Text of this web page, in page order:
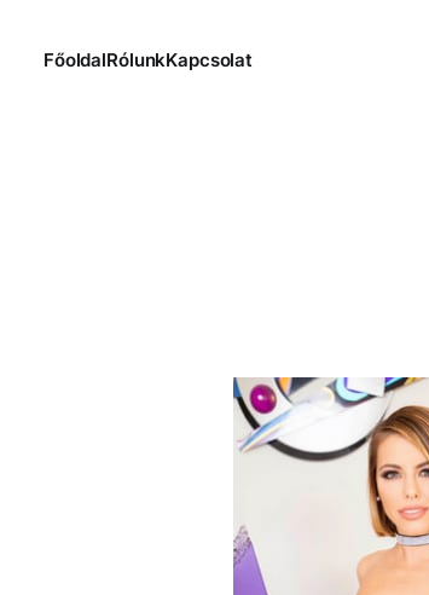
FőoldalRólunkKapcsolat